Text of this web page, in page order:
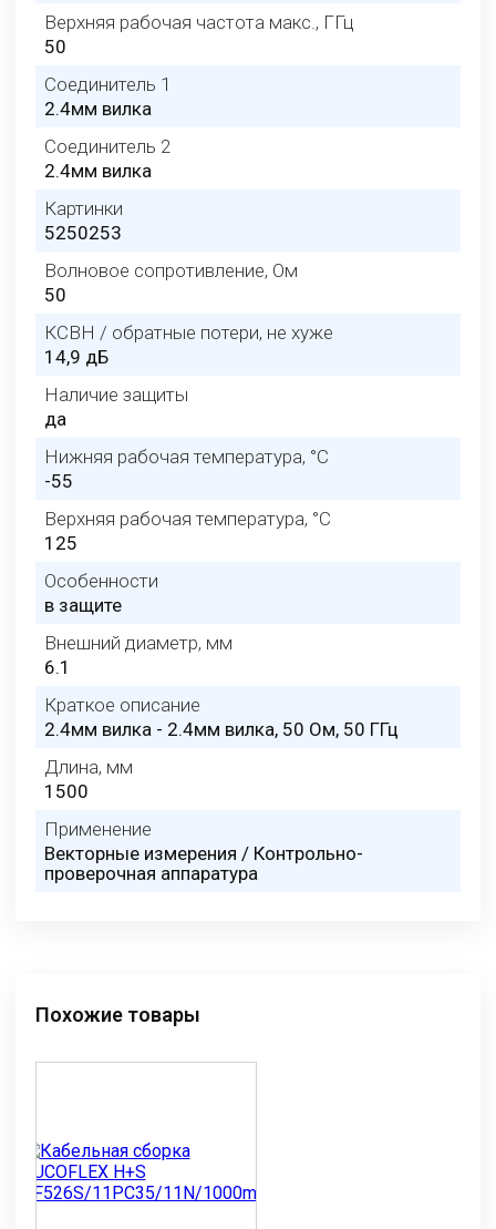
Верхняя рабочая частота макс., ГГц
50
Соединитель 1
2.4мм вилка
Соединитель 2
2.4мм вилка
Картинки
5250253
Волновое сопротивление, Ом
50
КСВН / обратные потери, не хуже
14,9 дБ
Наличие защиты
да
Нижняя рабочая температура, °C
-55
Верхняя рабочая температура, °C
125
Особенности
в защите
Внешний диаметр, мм
6.1
Краткое описание
2.4мм вилка - 2.4мм вилка, 50 Ом, 50 ГГц
Длина, мм
1500
Применение
Векторные измерения / Контрольно-
проверочная аппаратура
Похожие товары